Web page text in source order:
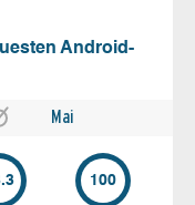
Android-
Mai
100